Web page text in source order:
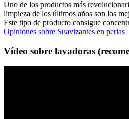
Uno de los productos más
limpieza de los últimos años son los
Este tipo de producto consigue
Opiniones sobre Suavizantes en perlas
Vídeo sobre lavadoras